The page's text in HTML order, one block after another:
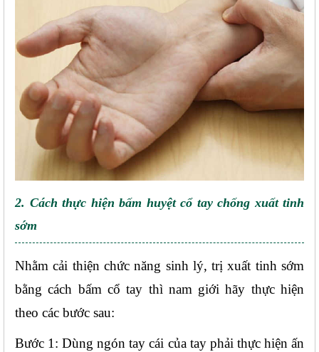
2. Cách thực hiện bấm huyệt cổ tay chống xuất tinh
sớm
Nhằm cải thiện chức năng sinh lý, trị xuất tinh sớm
bằng cách bấm cổ tay thì nam giới hãy thực hiện
theo các bước sau:
Bước 1: Dùng ngón tay cái của tay phải thực hiện ấn